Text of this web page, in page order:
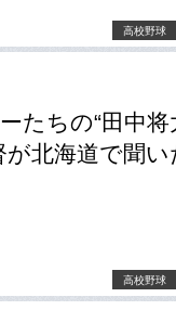
高校野球
たちの“田中将
北海道で聞い
高校野球